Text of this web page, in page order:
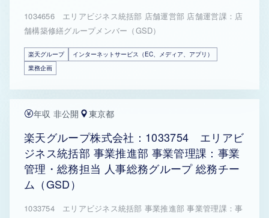
1034656 エリアビジネス統括部 店舗運営部 店舗運営課：店
舗構築修繕グループメンバー（GSD）
楽天グループ
インターネットサービス（EC、メディア、アプリ）
業務企画
年収 非公開 東京都
楽天グループ株式会社：1033754 エリアビ
ジネス統括部 事業推進部 事業管理課：事業
管理・総務担当 人事総務グループ 総務チー
ム（GSD）
1033754 エリアビジネス統括部 事業推進部 事業管理課：事